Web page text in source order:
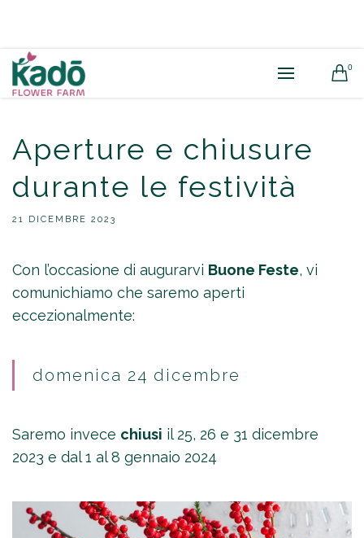
0
Aperture e chiusure
durante le festività
21 DICEMBRE 2023
Con l’occasione di augurarvi Buone Feste, vi
comunichiamo che saremo aperti
eccezionalmente:
domenica 24 dicembre
Saremo invece chiusi il 25, 26 e 31 dicembre
2023 e dal 1 al 8 gennaio 2024